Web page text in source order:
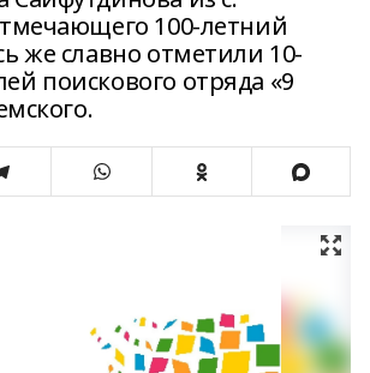
100-летний
же славно отметили 10-
поискового отряда «9